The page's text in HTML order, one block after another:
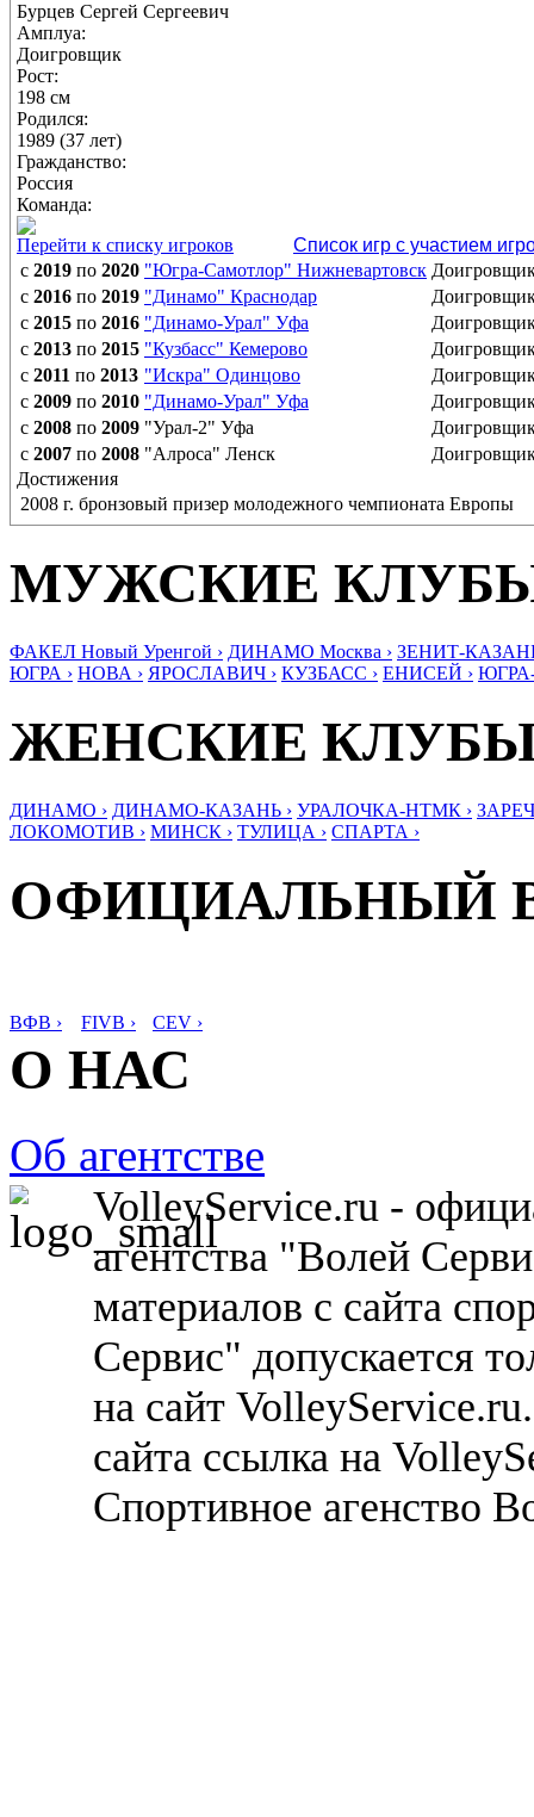
Бурцев Сергей Сергеевич
Амплуа:
Доигровщик
Рост:
198 см
Родился:
1989 (37 лет)
Гражданство:
Россия
Команда:
Перейти к списку игроков
Список игр с участием
с 2019 по 2020 "Югра-Самотлор" Нижневартовск
с 2016 по 2019 "Динамо" Краснодар
с 2015 по 2016 "Динамо-Урал" Уфа
с 2013 по 2015 "Кузбасс" Кемерово
с 2011 по 2013 "Искра" Одинцово
с 2009 по 2010 "Динамо-Урал" Уфа
с 2008 по 2009 "Урал-2" Уфа
с 2007 по 2008 "Алроса" Ленск
Достижения
2008 г. бронзовый призер молодежного чемпионата Европы
МУЖСКИЕ
ФАКЕЛ Новый Уренгой › ДИНАМО Москва › ЗЕНИТ-
ЮГРА › НОВА › ЯРОСЛАВИЧ › КУЗБАСС › ЕНИСЕЙ ›
ЖЕНСКИЕ
ДИНАМО › ДИНАМО-КАЗАНЬ › УРАЛОЧКА-НТМК ›
ЛОКОМОТИВ › МИНСК › ТУЛИЦА › СПАРТА ›
ОФИЦИАЛЬНЫЙ
ВФВ › FIVB › CEV ›
О НАС
Об агентстве
VolleyService.ru -
агентства "Волей
материалов с сайта
Сервис" допускается
на сайт
сайта ссылка на
Спортивное агенство